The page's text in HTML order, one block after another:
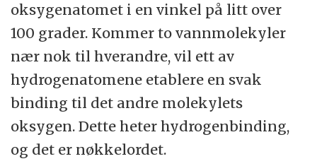
oksygenatomet i en vinkel på litt over
100 grader. Kommer to vannmolekyler
nær nok til hverandre, vil ett av
hydrogenatomene etablere en svak
binding til det andre molekylets
oksygen. Dette heter hydrogenbinding,
og det er nøkkelordet.